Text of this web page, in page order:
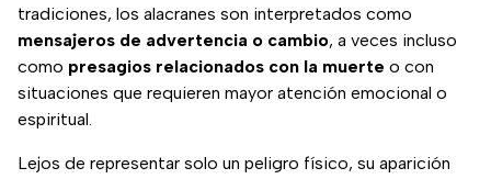
tradiciones, los alacranes son interpretados como
mensajeros de advertencia o cambio, a veces incluso
como presagios relacionados con la muerte o con
situaciones que requieren mayor atención emocional o
espiritual.
Lejos de representar solo un peligro físico, su aparición